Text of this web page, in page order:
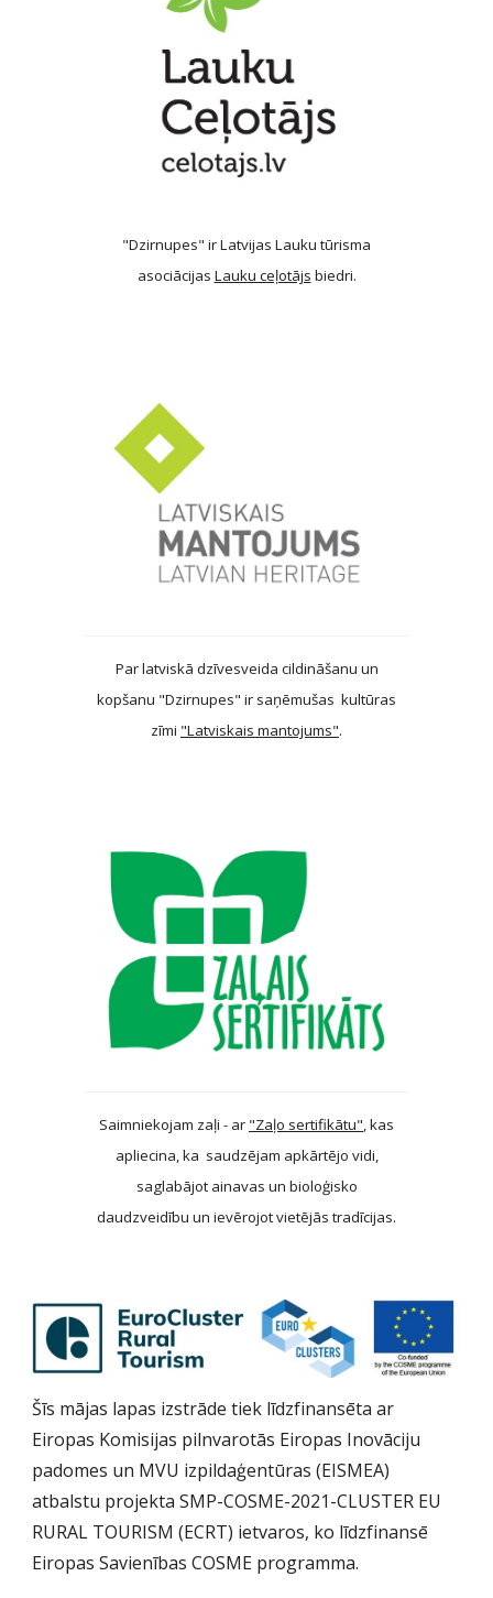
"Dzirnupes" ir Latvijas Lauku tūrisma
asociācijas Lauku ceļotājs biedri.
Par latviskā dzīvesveida cildināšanu un
kopšanu "Dzirnupes" ir saņēmušas kultūras
zīmi "Latviskais mantojums".
Saimniekojam zaļi - ar "Zaļo sertifikātu", kas
apliecina, ka saudzējam apkārtējo vidi,
saglabājot ainavas un bioloģisko
daudzveidību un ievērojot vietējās tradīcijas.
Šīs mājas lapas izstrāde tiek līdzfinansēta ar
Eiropas Komisijas pilnvarotās Eiropas Inovāciju
padomes un MVU izpildaģentūras (EISMEA)
atbalstu projekta SMP-COSME-2021-CLUSTER EU
RURAL TOURISM (ECRT) ietvaros, ko līdzfinansē
Eiropas Savienības COSME programma.